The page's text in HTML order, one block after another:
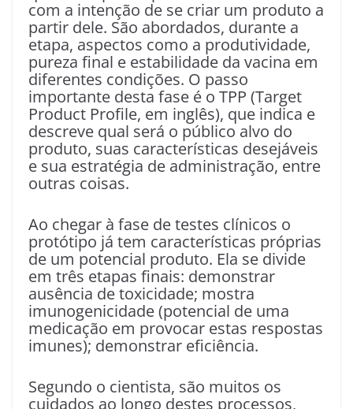
com a intenção de se criar um produto a
partir dele. São abordados, durante a
etapa, aspectos como a produtividade,
pureza final e estabilidade da vacina em
diferentes condições. O passo
importante desta fase é o TPP (Target
Product Profile, em inglês), que indica e
descreve qual será o público alvo do
produto, suas características desejáveis
e sua estratégia de administração, entre
outras coisas.
Ao chegar à fase de testes clínicos o
protótipo já tem características próprias
de um potencial produto. Ela se divide
em três etapas finais: demonstrar
ausência de toxicidade; mostra
imunogenicidade (potencial de uma
medicação em provocar estas respostas
imunes); demonstrar eficiência.
Segundo o cientista, são muitos os
cuidados ao longo destes processos,